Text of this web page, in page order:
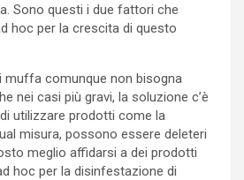
Sono questi i due fattori che
hoc per la crescita di questo
muffa comunque non bisogna
nei casi più gravi, la soluzione c’è
utilizzare prodotti come la
misura, possono essere deleteri
meglio affidarsi a dei prodotti
hoc per la disinfestazione di